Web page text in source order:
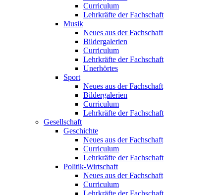
Curriculum
Lehrkräfte der Fachschaft
Musik
Neues aus der Fachschaft
Bildergalerien
Curriculum
Lehrkräfte der Fachschaft
Unerhörtes
Sport
Neues aus der Fachschaft
Bildergalerien
Curriculum
Lehrkräfte der Fachschaft
Gesellschaft
Geschichte
Neues aus der Fachschaft
Curriculum
Lehrkräfte der Fachschaft
Politik-Wirtschaft
Neues aus der Fachschaft
Curriculum